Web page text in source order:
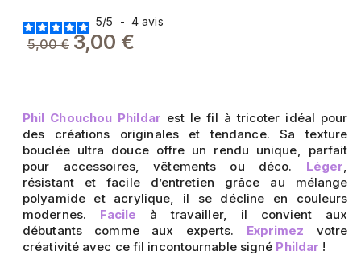
5/5 - 4avis
5,00 € 3,00 €
Phil Chouchou Phildar est le fil à tricoter idéal pour
des créations originales et tendance. Sa texture
bouclée ultra douce offre un rendu unique, parfait
pour accessoires, vêtements ou déco. Léger
résistant et facile d’entretien grâce au mélange
polyamide et acrylique, il se décline en couleurs
modernes. Facile à travailler, il convient aux
débutants comme aux experts. Exprimez votre
créativité avec ce fil incontournable signé Phildar !